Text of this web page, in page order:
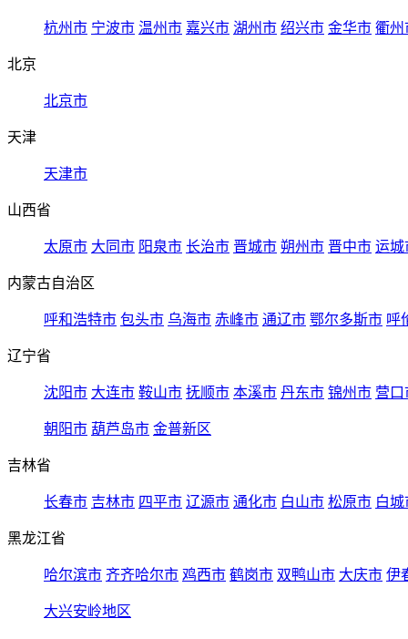
杭州市 宁波市 温州市 嘉兴市 湖州市 绍兴市 金华市 衢州
北京
北京市
天津
天津市
山西省
太原市 大同市 阳泉市 长治市 晋城市 朔州市 晋中市 运城
内蒙古自治区
呼和浩特市 包头市 乌海市 赤峰市 通辽市 鄂尔多斯市 呼
辽宁省
沈阳市 大连市 鞍山市 抚顺市 本溪市 丹东市 锦州市 营口
朝阳市 葫芦岛市 金普新区
吉林省
长春市 吉林市 四平市 辽源市 通化市 白山市 松原市 白城
黑龙江省
哈尔滨市 齐齐哈尔市 鸡西市 鹤岗市 双鸭山市 大庆市 伊
大兴安岭地区